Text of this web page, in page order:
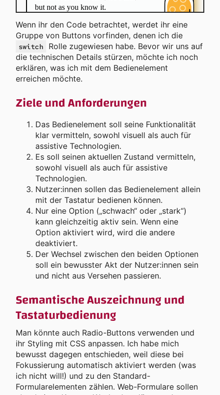
Wenn ihr den Code betrachtet, werdet ihr eine
Gruppe von Buttons vorfinden, denen ich die
switch
Rolle zugewiesen habe. Bevor wir uns auf
die technischen Details stürzen, möchte ich noch
erklären, was ich mit dem Bedienelement
erreichen möchte.
Ziele und Anforderungen
Das Bedienelement soll seine Funktionalität
klar vermitteln, sowohl visuell als auch für
assistive Technologien.
Es soll seinen aktuellen Zustand vermitteln,
sowohl visuell als auch für assistive
Technologien.
Nutzer:innen sollen das Bedienelement allein
mit der Tastatur bedienen können.
Nur eine Option („schwach“ oder „stark“)
kann gleichzeitig aktiv sein. Wenn eine
Option aktiviert wird, wird die andere
deaktiviert.
Der Wechsel zwischen den beiden Optionen
soll ein bewusster Akt der Nutzer:innen sein
und nicht aus Versehen passieren.
Semantische Auszeichnung und
Tastaturbedienung
Man könnte auch Radio-Buttons verwenden und
ihr Styling mit CSS anpassen. Ich habe mich
bewusst dagegen entschieden, weil diese bei
Fokussierung automatisch aktiviert werden (was
ich nicht will!) und zu den Standard-
Formularelementen zählen. Web-Formulare sollen